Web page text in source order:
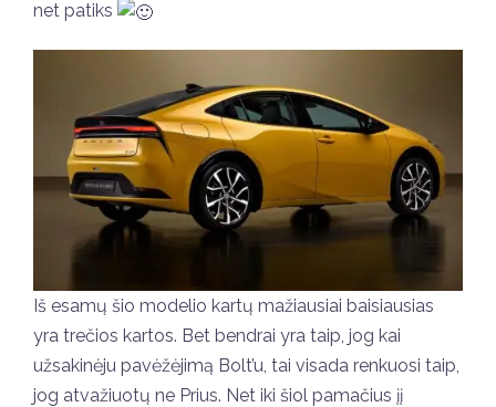
net patiks
Iš esamų šio modelio kartų mažiausiai baisiausias
yra trečios kartos. Bet bendrai yra taip, jog kai
užsakinėju pavėžėjimą Bolt’u, tai visada renkuosi taip,
jog atvažiuotų ne Prius. Net iki šiol pamačius įį